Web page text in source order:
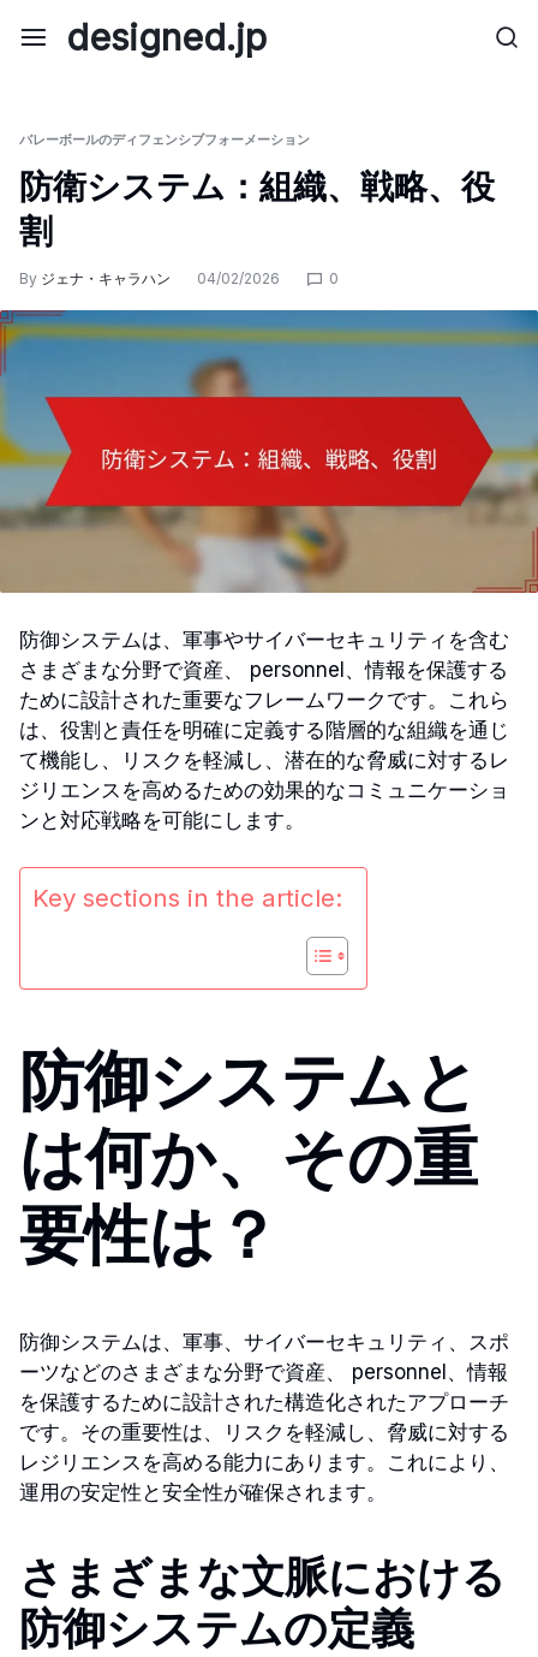
designed.jp
バレーボールのディフェンシブフォーメーション
防衛システム：組織、戦略、役
割
By ジェナ・キャラハン 04/02/2026 0
防御システムは、軍事やサイバーセキュリティを含む
さまざまな分野で資産、 personnel、情報を保護する
ために設計された重要なフレームワークです。これら
は、役割と責任を明確に定義する階層的な組織を通じ
て機能し、リスクを軽減し、潜在的な脅威に対するレ
ジリエンスを高めるための効果的なコミュニケーショ
ンと対応戦略を可能にします。
Key sections in the article:
防御システムと
は何か、その重
要性は？
防御システムは、軍事、サイバーセキュリティ、スポ
ーツなどのさまざまな分野で資産、 personnel、情報
を保護するために設計された構造化されたアプローチ
です。その重要性は、リスクを軽減し、脅威に対する
レジリエンスを高める能力にあります。これにより、
運用の安定性と安全性が確保されます。
さまざまな文脈における
防御システムの定義